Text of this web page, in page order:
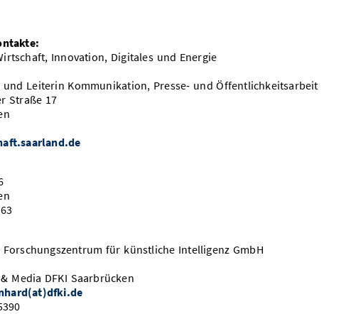
Innovation, Digitales und Energie
und Leiterin Kommunikation, Presse- und Öffentlichkeitsarbeit
Straße 17
Forschungszentrum für künstliche Intelligenz GmbH
Media DFKI Saarbrücken